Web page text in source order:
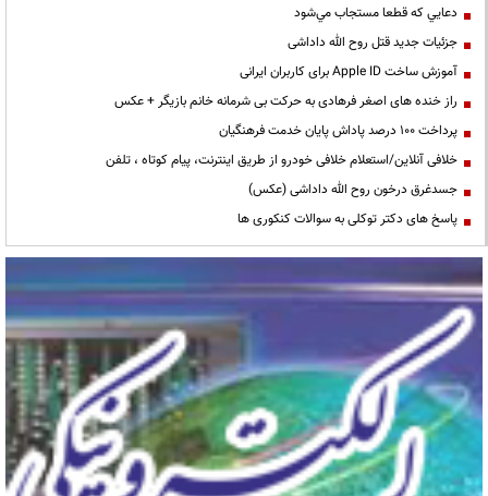
دعايي كه قطعا مستجاب مي‌شود
جزئیات جدید قتل روح الله داداشی
آموزش ساخت Apple ID برای کاربران ایرانی
راز خنده های اصغر فرهادی به حرکت بی شرمانه خانم بازیگر + عکس
پرداخت ۱۰۰ درصد پاداش پایان خدمت فرهنگیان
خلافی آنلاین/استعلام خلافی خودرو از طریق اینترنت، پیام کوتاه ، تلفن
جسدغرق درخون روح الله داداشی (عکس)
پاسخ های دکتر توکلی به سوالات کنکوری ها